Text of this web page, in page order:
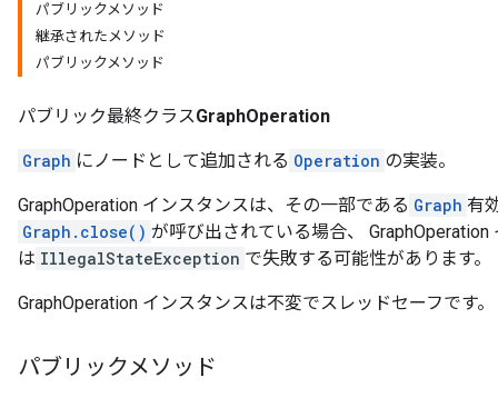
パブリックメソッド
継承されたメソッド
パブリックメソッド
パブリック最終クラスGraphOperation
Graph にノードとして追加される Operation の実装。
GraphOperation インスタンスは、その一部である Graph 有
Graph.close() が呼び出されている場合、
は IllegalStateException で失敗する可能性があります。
GraphOperation インスタンスは不変でスレッドセーフです。
パブリックメソッド